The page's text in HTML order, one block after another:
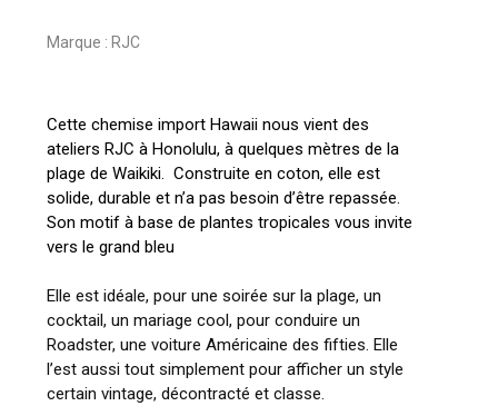
Marque : RJC
Cette chemise import Hawaii nous vient des
ateliers RJC à Honolulu, à quelques mètres de la
plage de Waikiki. Construite en coton, elle est
solide, durable et n’a pas besoin d’être repassée.
Son motif à base de plantes tropicales vous invite
vers le grand bleu
Elle est idéale, pour une soirée sur la plage, un
cocktail, un mariage cool, pour conduire un
Roadster, une voiture Américaine des fifties. Elle
l’est aussi tout simplement pour afficher un style
certain vintage, décontracté et classe.